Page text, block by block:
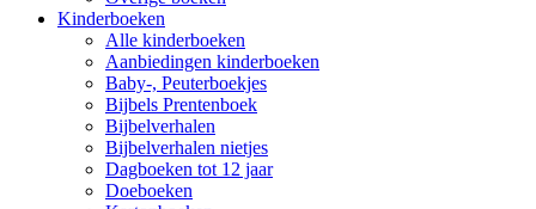
Kinderboeken
Alle kinderboeken
Aanbiedingen kinderboeken
Baby-, Peuterboekjes
Bijbels Prentenboek
Bijbelverhalen
Bijbelverhalen nietjes
Dagboeken tot 12 jaar
Doeboeken